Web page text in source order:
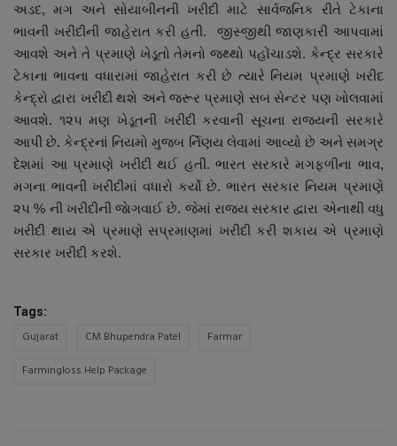
અડદ, મગ અને સોયાબીનની ખરીદી માટે સાર્વજનિક રીતે ટેકાના
ભાવની ખરીદીની જાહેરાત કરી હતી. જીસ્જીથી જાણકારી આપવામાં
આવશે અને તે પ્રમાણે ખેડૂતો તેમનો જથ્થો પહોંચાડશે. કેન્દ્ર સરકારે
ટેકાના ભાવના વધારામાં જાહેરાત કરી છે ત્યારે નિયમ પ્રમાણે ખરીદ
કેન્દ્રો દ્વારા ખરીદી થશે અને જરૂર પ્રમાણે સબ સેન્ટર પણ ખોલવામાં
આવશે. ૧૨૫ મણ ખેડૂતની ખરીદી કરવાની સૂચના રાજ્યની સરકારે
આપી છે. કેન્દ્રનાં નિયમો મુજબ ર્નિણય લેવામાં આવ્યો છે અને સમગ્ર
દેશમાં આ પ્રમાણે ખરીદી થઈ હતી. ભારત સરકારે મગફળીના ભાવ,
મગના ભાવની ખરીદીમાં વધારો કર્યો છે. ભારત સરકાર નિયમ પ્રમાણે
૨૫ % ની ખરીદીની જાેગવાઈ છે. જેમાં રાજ્ય સરકાર દ્વારા એનાથી વધુ
ખરીદી થાય એ પ્રમાણે સપ્રમાણમાં ખરીદી કરી શકાય એ પ્રમાણે
સરકાર ખરીદી કરશે.
Tags:
Gujarat CM Bhupendra Patel
Farmar
Farmingloss Help Package